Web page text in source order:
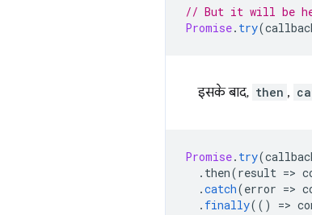
// But it will be
Promise. try(
इसके बाद, then ,
Promise. try(
. then(result =>
.catch(error =>
. finally(() =>